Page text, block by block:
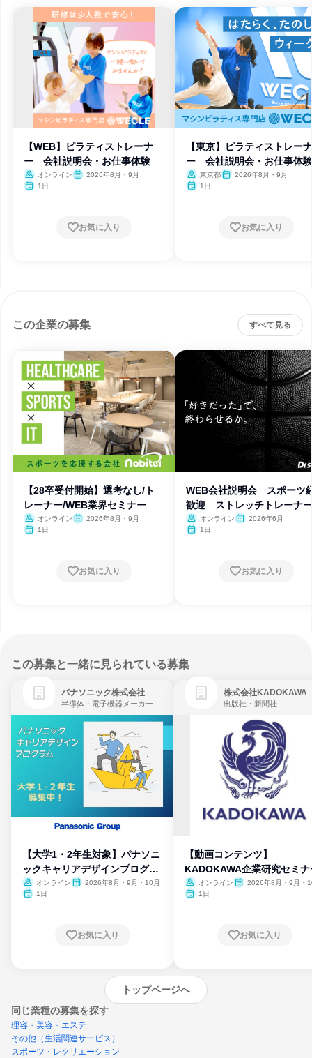
【WEB】ピラティストレーナ
ー 会社説明会・お仕事体験
オンライン
2026年8月・9月
1日
お気に入り
【東京】ピラティストレーナ
ー 会社説明会・お仕事体験
東京都
2026年8月・9月
1日
お気に入り
この企業の募集 すべて見る
【28卒受付開始】選考なし/ト
レーナー/WEB業界セミナー
オンライン
2026年8月・9月
1日
お気に入り
WEB会社説明会 スポーツ
歓迎 ストレッチトレーナー
オンライン
2026年6月
1日
お気に入り
この募集と一緒に見られている募集
パナソニック株式会社
半導体・電子機器メーカー
【大学1・2年生対象】パナソニ
ックキャリアデザインプログラ
ム
オンライン
2026年8月・9月・10月
1日
お気に入り
株式会社KADOKAWA
出版社・新聞社
【動画コンテンツ】
KADOKAWA企業研究セミナ
オンライン
2026年8月・9月・
1日
お気に入り
トップページへ
同じ業種の募集を探す
理容・美容・エステ
その他（生活関連サービス）
スポーツ・レクリエーション